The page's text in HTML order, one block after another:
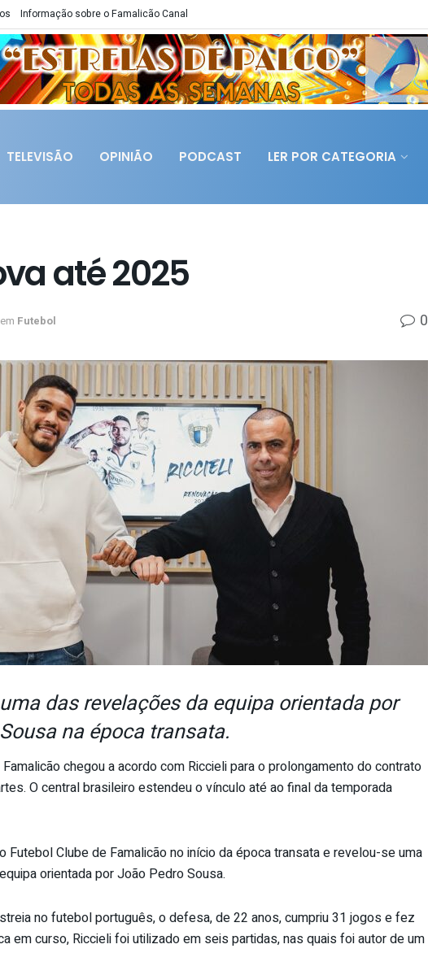
Informação sobre o Famalicão Canal
TELEVISÃO OPINIÃO PODCAST LER POR CATEGORIA
até 2025
em Futebol 0
das revelações da equipa orientada por
na época transata.
chegou a acordo com Riccieli para o prolongamento do contrato
O central brasileiro estendeu o vínculo até ao final da temporada
Futebol Clube de Famalicão no início da época transata e revelou-se uma
orientada por João Pedro Sousa.
no futebol português, o defesa, de 22 anos, cumpriu 31 jogos e fez
em curso, Riccieli foi utilizado em seis partidas, nas quais foi autor de um